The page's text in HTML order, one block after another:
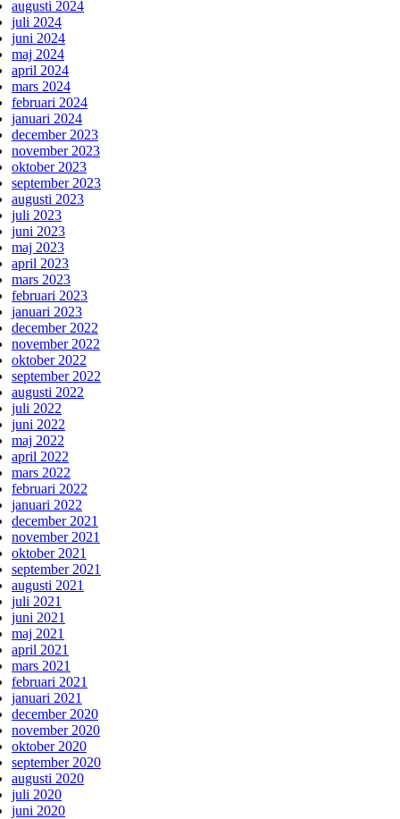
augusti 2024
juli 2024
juni 2024
maj 2024
april 2024
mars 2024
februari 2024
januari 2024
december 2023
november 2023
oktober 2023
september 2023
augusti 2023
juli 2023
juni 2023
maj 2023
april 2023
mars 2023
februari 2023
januari 2023
december 2022
november 2022
oktober 2022
september 2022
augusti 2022
juli 2022
juni 2022
maj 2022
april 2022
mars 2022
februari 2022
januari 2022
december 2021
november 2021
oktober 2021
september 2021
augusti 2021
juli 2021
juni 2021
maj 2021
april 2021
mars 2021
februari 2021
januari 2021
december 2020
november 2020
oktober 2020
september 2020
augusti 2020
juli 2020
juni 2020